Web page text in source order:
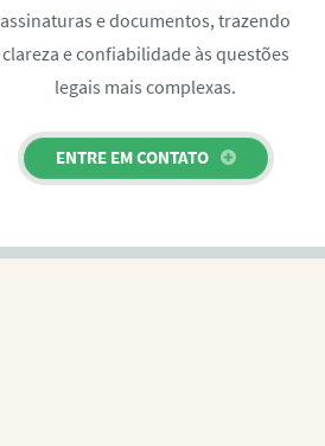
assinaturas e documentos, trazendo
clareza e confiabilidade às questões
legais mais complexas.
ENTRE EM CONTATO